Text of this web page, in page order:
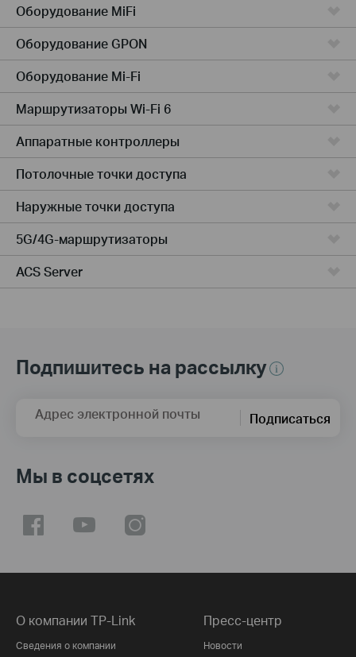
Оборудование MiFi
Оборудование GPON
Оборудование Mi-Fi
Маршрутизаторы Wi-Fi 6
Аппаратные контроллеры
Потолочные точки доступа
Наружные точки доступа
5G/4G-маршрутизаторы
ACS Server
Подпишитесь на рассылку
Адрес электронной почты Подписаться
Мы в соцсетях
О компании TP-Link
Сведения о компании
Пресс-центр
Новости